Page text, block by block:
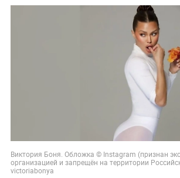
Виктория Боня. Обложка © Instagram (признан
организацией и запрещён на территории
victoriabonya